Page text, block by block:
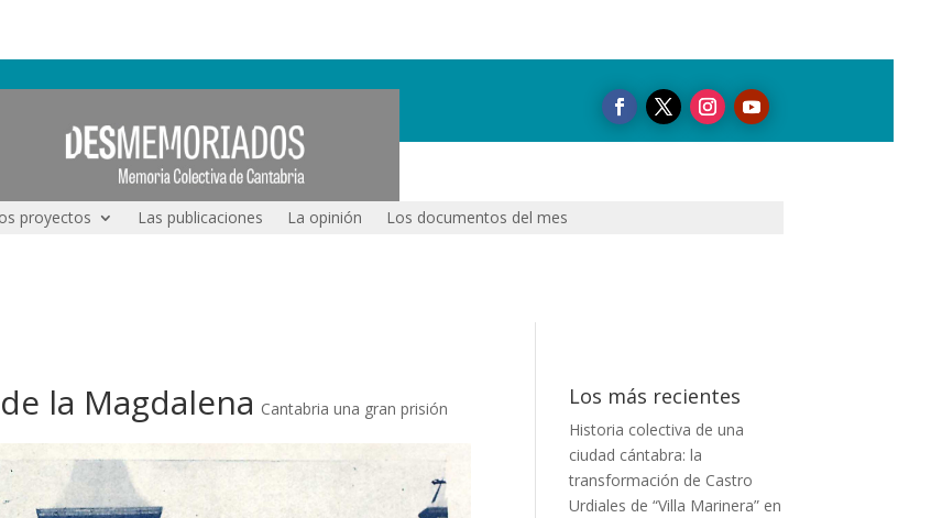
proyectos Las publicaciones La opinión Los documentos del mes
la Magdalena Cantabria una gran prisión Los más recientes
Historia colectiva de una
ciudad cántabra: la
transformación de Castro
Urdiales de “Villa Marinera” en